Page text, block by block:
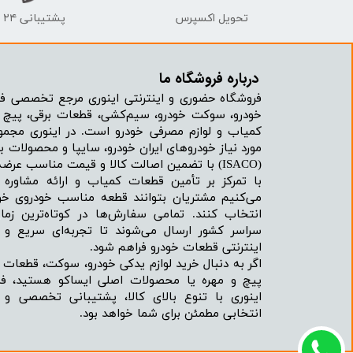
فروشگاه حضوری و اینترنتی اینوری مرجع تخصصی
خودرو، سوکت خودرو، سیم‌کشی، قطعات برقی، پیچ
کمیاب و لوازم مصرفی خودرو است. در اینوری
مورد نیاز خودروهای ایران خودرو، سایپا و محصولات
(ISACO) با تضمین اصالت کالا و قیمت مناسب عرضه می‌شود.
با تمرکز بر تأمین قطعات کمیاب و ارائه
می‌کنیم مشتریان بتوانند قطعه مناسب خودروی
انتخاب کنند. تمامی سفارش‌ها در کوتاه‌ترین
سراسر کشور ارسال می‌شوند تا تجربه‌ای سریع
اینترنتی قطعات خودرو فراهم شود.
اگر به دنبال خرید لوازم یدکی خودرو، سوکت،
پیچ و مهره یا محصولات اصلی ایساکو هستید،
اینوری با تنوع بالای کالا، پشتیبانی تخصصی
انتخابی مطمئن برای شما خواهد بود.
درباره فروشگاه ما​​​​​​​
تحویل اکسپرس پشتیبانی ۲۴ ساعته